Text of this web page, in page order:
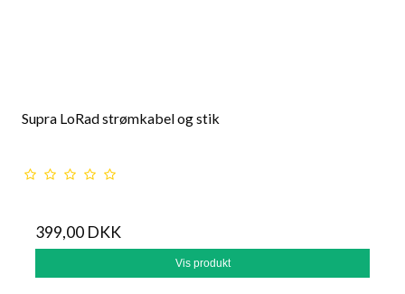
Supra LoRad strømkabel og stik
399,00 DKK
Vis produkt